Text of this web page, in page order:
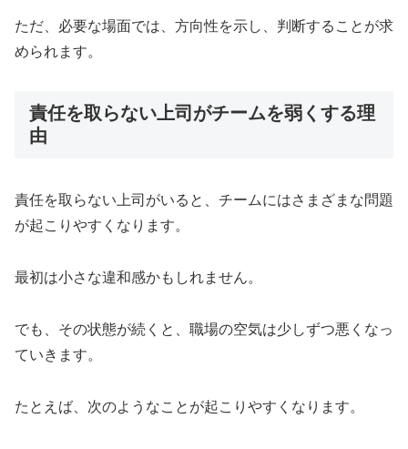
ただ、必要な場面では、方向性を示し、判断することが求
められます。
責任を取らない上司がチームを弱くする理
由
責任を取らない上司がいると、チームにはさまざまな問題
が起こりやすくなります。
最初は小さな違和感かもしれません。
でも、その状態が続くと、職場の空気は少しずつ悪くなっ
ていきます。
たとえば、次のようなことが起こりやすくなります。